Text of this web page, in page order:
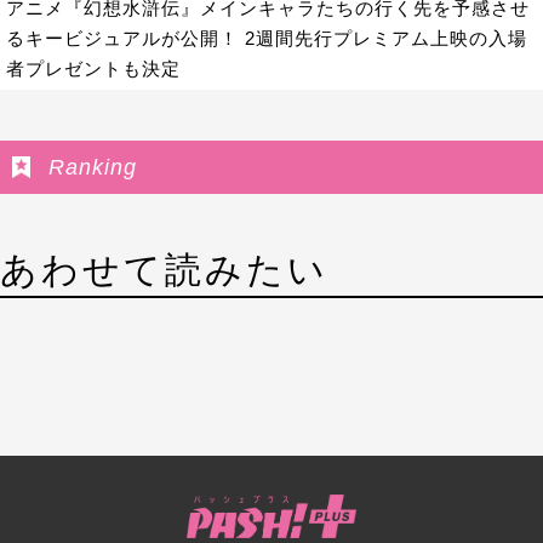
アニメ『幻想水滸伝』メインキャラたちの行く先を予感させ
るキービジュアルが公開！ 2週間先行プレミアム上映の入場
者プレゼントも決定
Ranking
あわせて読みたい